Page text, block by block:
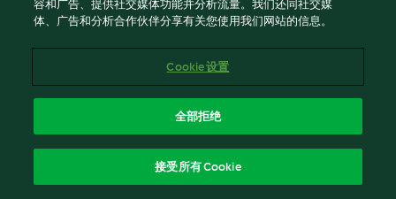
Cumin Rice
容和广告、提供社交媒体功能并分析流量。我们还同社交媒
体、广告和分析合作伙伴分享有关您使用我们网站的信息。
Cookie 设置
全部拒绝
接受所有 Cookie